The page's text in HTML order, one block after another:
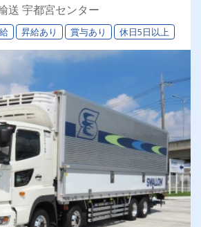
送 宇都宮センター
昇給あり 賞与あり 休日5日以上